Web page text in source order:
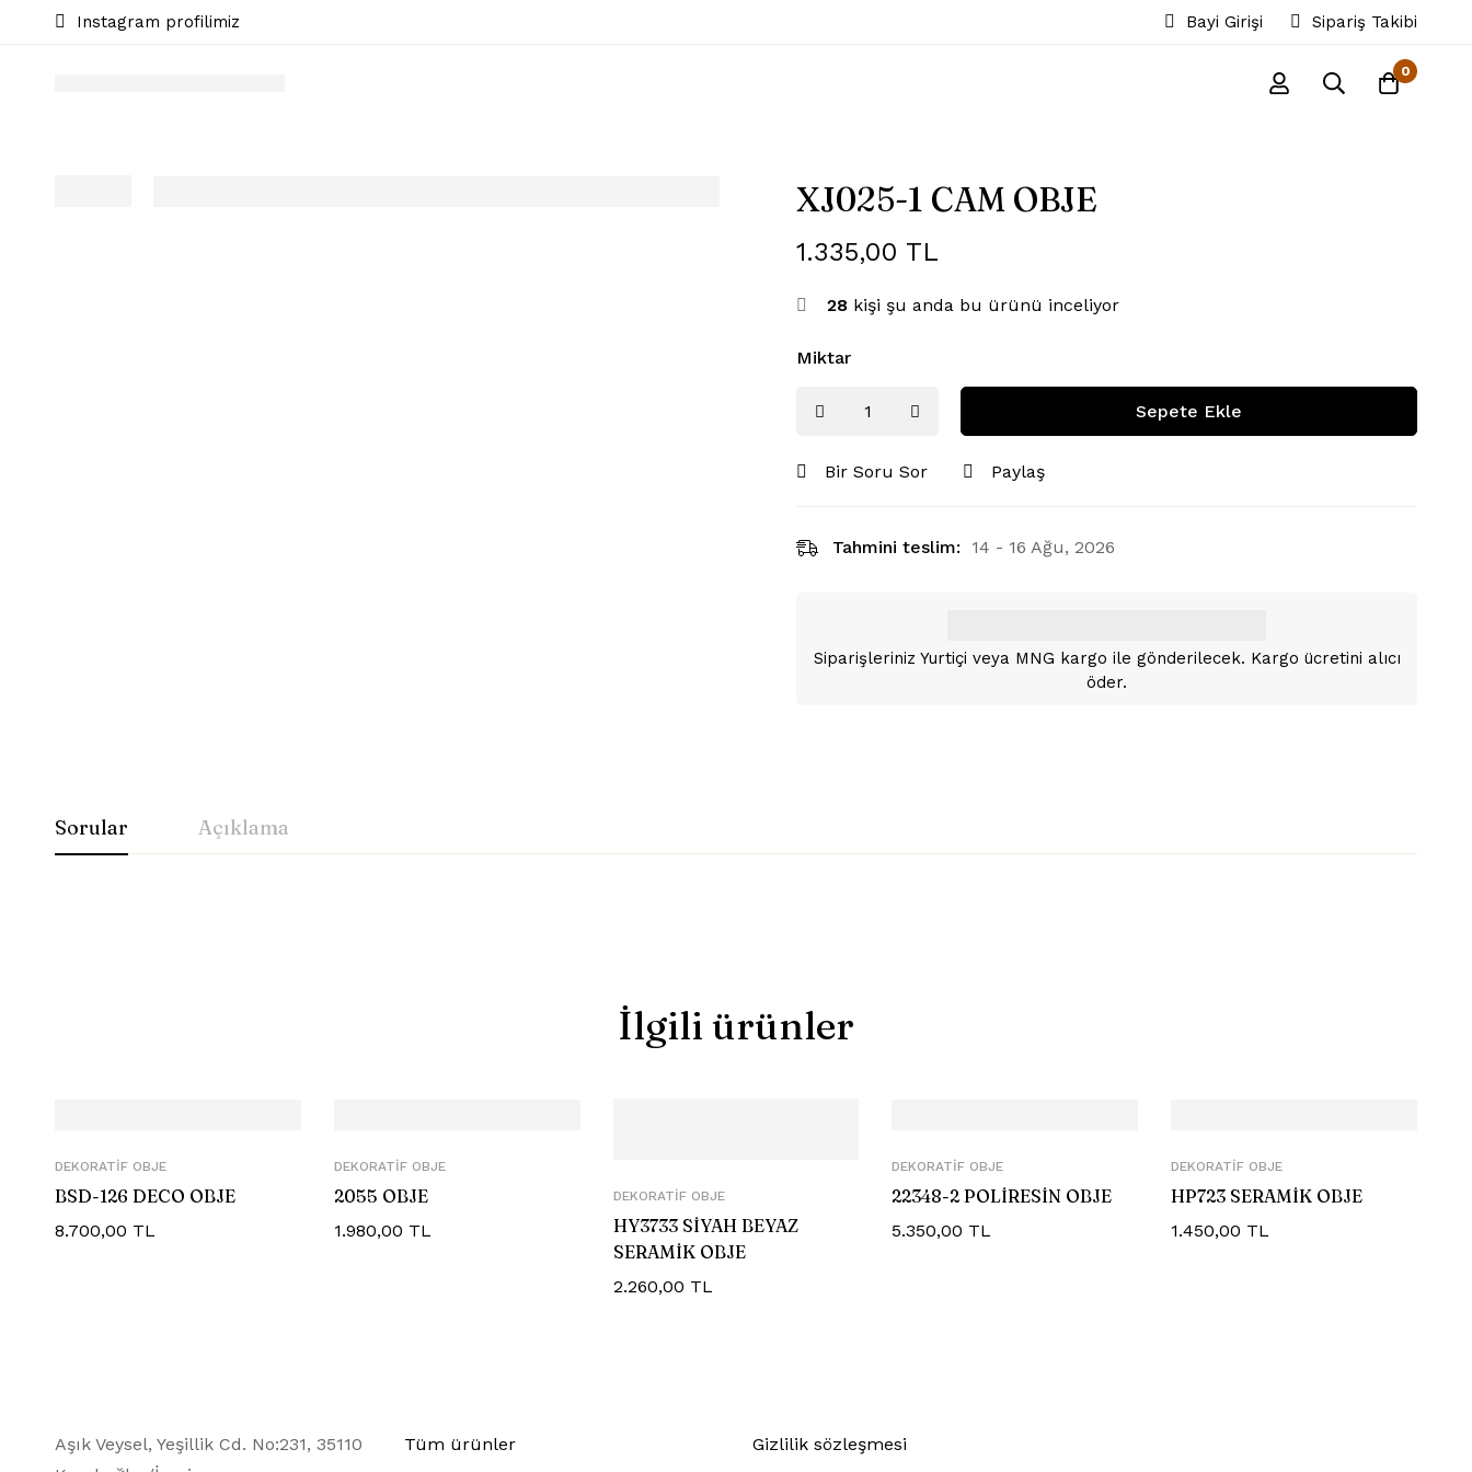
Instagram profilimiz Bayi Girişi Sipariş Takibi
0
XJ025-1 CAM OBJE
1.335,00 TL
28 kişi şu anda bu ürünü inceliyor
Miktar
Sepete Ekle
Bir Soru Sor Paylaş
Tahmini teslim: 14 - 16 Ağu, 2026
Siparişleriniz Yurtiçi veya MNG kargo ile gönderilecek. Kargo ücretini alıcı
öder.
Sorular Açıklama
İlgili ürünler
DEKORATIF OBJE
BSD-126 DECO OBJE
8.700,00 TL
DEKORATIF OBJE
2055 OBJE
1.980,00 TL
DEKORATIF OBJE
HY3733 SİYAH BEYAZ
SERAMİK OBJE
2.260,00 TL
DEKORATIF OBJE
22348-2 POLİRESİN OBJE
5.350,00 TL
DEKORATIF OBJE
HP723 SERAMİK OBJE
1.450,00 TL
Aşık Veysel, Yeşillik Cd. No:231, 35110
Tüm ürünler Gizlilik sözleşmesi